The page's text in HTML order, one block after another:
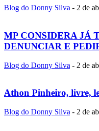
Blog do Donny Silva - 2 de
MP CONSIDERA JÁ
DENUNCIAR E
Blog do Donny Silva - 2 de
Athon Pinheiro, livre,
Blog do Donny Silva - 2 de